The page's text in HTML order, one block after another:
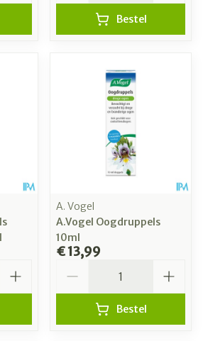
Bestel
A. Vogel
A.Vogel Oogdruppels
10ml
€ 13,99
Bestel